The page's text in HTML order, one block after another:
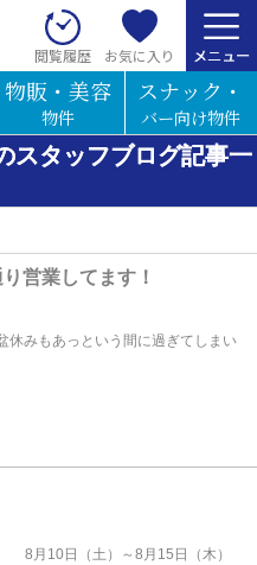
閲覧履歴 お気に入り
物販・美容
物件
スナック・
バー向け物件
スタッフブログ記事一
営業してます！
みもあっという間に過ぎてしまい
8月10日（土）～8月15日（木）